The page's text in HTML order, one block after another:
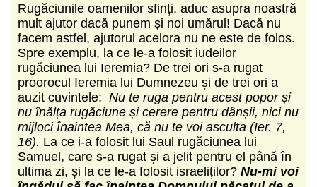
Rugăciunile oamenilor sfinți, aduc asupra noastră
mult ajutor dacă punem și noi umărul! Dacă nu
facem astfel, ajutorul acelora nu ne este de folos.
Spre exemplu, la ce le-a folosit iudeilor
rugăciunea lui Ieremia? De trei ori s-a rugat
proorocul Ieremia lui Dumnezeu și de trei ori a
auzit cuvintele: Nu te ruga pentru acest popor și
nu înălța rugăciune și cerere pentru dânșii, nici nu
mijloci înaintea Mea, că nu te voi asculta (Ier. 7,
16). La ce i-a folosit lui Saul rugăciunea lui
Samuel, care s-a rugat și a jelit pentru el până în
ultima zi, și la ce le-a folosit israeliților? Nu-mi voi